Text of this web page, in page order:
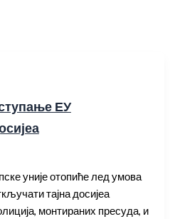
ЕУ
уније отопиће лед умова
тајна досијеа
монтираних пресуда, и